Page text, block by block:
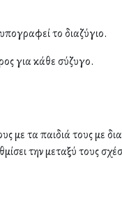
το διαζύγιο.
για κάθε σύζυγο.
με τα παιδιά τους με
την μεταξύ τους